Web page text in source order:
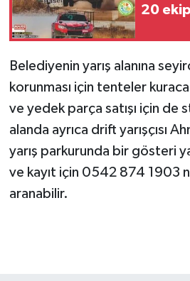
20
Belediyenin yarış alanına
korunması için tenteler
ve yedek parça satışı için de
alanda ayrıca drift yarışçısı
yarış parkurunda bir gösteri
ve kayıt için 0542 874 1903
aranabilir.